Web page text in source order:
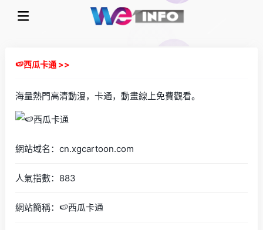
🍉西瓜卡通 >>
海量熱門高清動漫，卡通，動畫線上免費觀看。
網站域名：cn.xgcartoon.com
人氣指數：883
網站簡稱：🍉西瓜卡通